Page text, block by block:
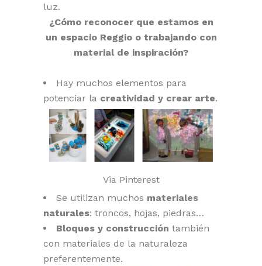
luz.
¿Cómo reconocer que estamos en
un espacio Reggio o trabajando con
material de inspiración?
Hay muchos elementos para
potenciar la creatividad y crear arte.
Via Pinterest
Se utilizan muchos materiales
naturales: troncos, hojas, piedras…
Bloques y construcción también
con materiales de la naturaleza
preferentemente.